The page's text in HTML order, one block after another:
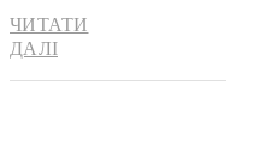
ЧИТАТИ
ДАЛІ